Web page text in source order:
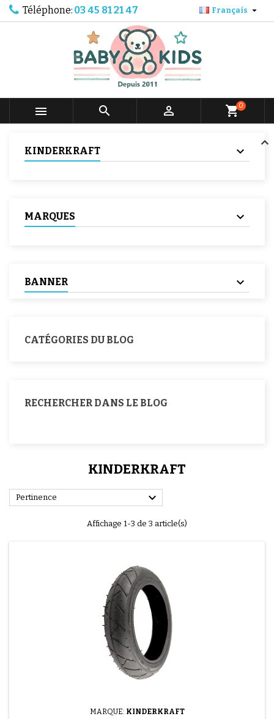
Téléphone: 03 45 81 21 47 Français 
   shopping_cart0
KINDERKRAFT
MARQUES
BANNER
CATÉGORIES DU BLOG
RECHERCHER DANS LE BLOG
KINDERKRAFT
Pertinence 
Affichage 1-3 de 3 article(s)
MARQUE: KINDERKRAFT